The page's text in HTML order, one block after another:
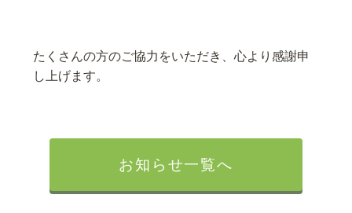
たくさんの方のご協力をいただき、心より感謝申
し上げます。
お知らせ一覧へ